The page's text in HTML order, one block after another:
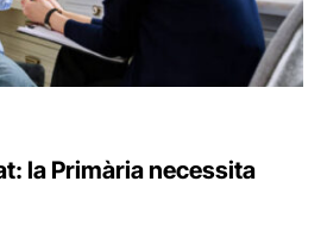
la Primària necessita